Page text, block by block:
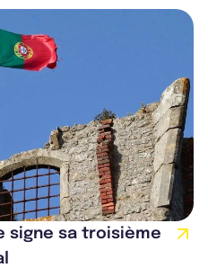
signe sa troisième